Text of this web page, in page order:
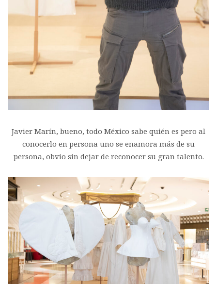
Javier Marín, bueno, todo México sabe quién es pero al
conocerlo en persona uno se enamora más de su
persona, obvio sin dejar de reconocer su gran talento.